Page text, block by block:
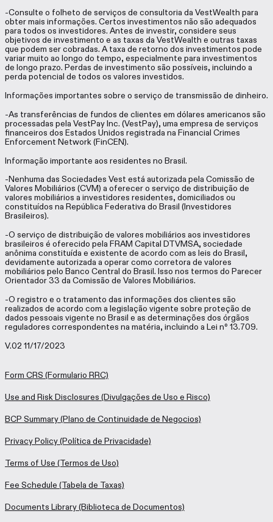
-Consulte o folheto de serviços de consultoria da VestWealth para
obter mais informações. Certos investimentos não são adequados
para todos os investidores. Antes de investir, considere seus
objetivos de investimento e as taxas da VestWealth e outras taxas
que podem ser cobradas. A taxa de retorno dos investimentos pode
variar muito ao longo do tempo, especialmente para investimentos
de longo prazo. Perdas de investimento são possíveis, incluindo a
perda potencial de todos os valores investidos.
Informações importantes sobre o serviço de transmissão de dinheiro.
-As transferências de fundos de clientes em dólares americanos são
processadas pela VestPay Inc. (VestPay), uma empresa de serviços
financeiros dos Estados Unidos registrada na Financial Crimes
Enforcement Network (FinCEN).
Informação importante aos residentes no Brasil.
-Nenhuma das Sociedades Vest está autorizada pela Comissão de
Valores Mobiliários (CVM) a oferecer o serviço de distribuição de
valores mobiliários a investidores residentes, domiciliados ou
constituídos na República Federativa do Brasil (Investidores
Brasileiros).
-O serviço de distribuição de valores mobiliários aos investidores
brasileiros é oferecido pela FRAM Capital DTVMSA, sociedade
anônima constituída e existente de acordo com as leis do Brasil,
devidamente autorizada a operar como corretora de valores
mobiliários pelo Banco Central do Brasil. Isso nos termos do Parecer
Orientador 33 da Comissão de Valores Mobiliários.
-O registro e o tratamento das informações dos clientes são
realizados de acordo com a legislação vigente sobre proteção de
dados pessoais vigente no Brasil e as determinações dos órgãos
reguladores correspondentes na matéria, incluindo a Lei nº 13.709.
V.02 11/17/2023
Form CRS (Formulario RRC)
Use and Risk Disclosures (Divulgações de Uso e Risco)
BCP Summary(Plano de Continuidade de Negocios)
Privacy Policy(Política de Privacidade)
Terms of Use (Termos de Uso)
Fee Schedule (Tabela de Taxas)
Documents Library(Biblioteca de Documentos)